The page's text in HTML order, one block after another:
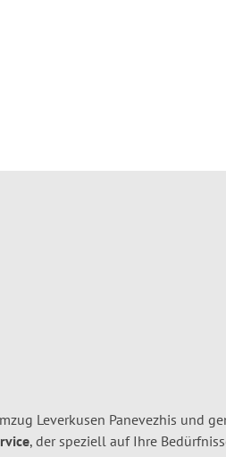
Leverkusen Panevezhis und
, der speziell auf Ihre